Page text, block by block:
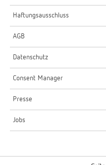
Haftungsausschluss
AGB
Datenschutz
Consent Manager
Presse
Jobs